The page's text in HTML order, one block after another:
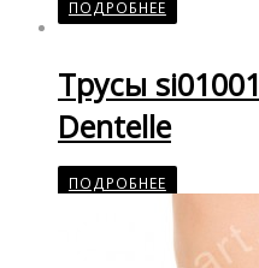
ПОДРОБНЕЕ
Трусы si01001
Dentelle
ПОДРОБНЕЕ